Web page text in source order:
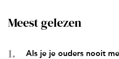
Meest gelezen
Als je je ouders nooit